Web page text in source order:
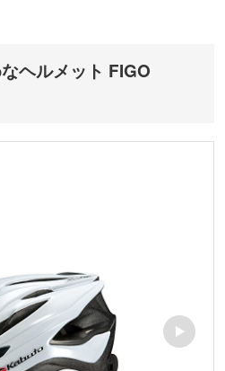
ヘルメット FIGO